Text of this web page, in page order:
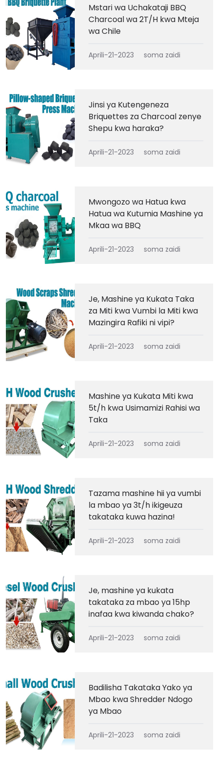
Mstari wa Uchakataji BBQ
Charcoal wa 2T/H kwa Mteja
wa Chile
Aprili-21-2023 soma zaidi
Jinsi ya Kutengeneza
Briquettes za Charcoal zenye
Shepu kwa haraka?
Aprili-21-2023 soma zaidi
Mwongozo wa Hatua kwa
Hatua wa Kutumia Mashine ya
Mkaa wa BBQ
Aprili-21-2023 soma zaidi
Je, Mashine ya Kukata Taka
za Miti kwa Vumbi la Miti kwa
Mazingira Rafiki ni vipi?
Aprili-21-2023 soma zaidi
Mashine ya Kukata Miti kwa
5t/h kwa Usimamizi Rahisi wa
Taka
Aprili-21-2023 soma zaidi
Tazama mashine hii ya vumbi
la mbao ya 3t/h ikigeuza
takataka kuwa hazina!
Aprili-21-2023 soma zaidi
Je, mashine ya kukata
takataka za mbao ya 15hp
inafaa kwa kiwanda chako?
Aprili-21-2023 soma zaidi
Badilisha Takataka Yako ya
Mbao kwa Shredder Ndogo
ya Mbao
Aprili-21-2023 soma zaidi